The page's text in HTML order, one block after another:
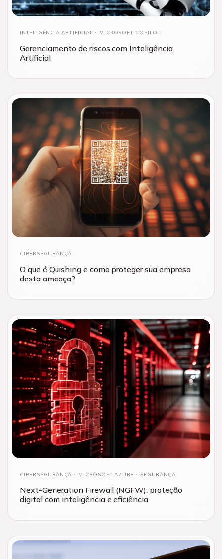
INTELIGÊNCIA ARTIFICIAL MICROSOFT COPILOT
Gerenciamento de riscos com Inteligência
Artificial
CIBERSEGURANÇA
O que é Quishing e como proteger sua empresa
desta ameaça?
CIBERSEGURANÇA MICROSOFT AZURE SEGURANÇA
Next-Generation Firewall (NGFW): proteção
digital com inteligência e eficiência